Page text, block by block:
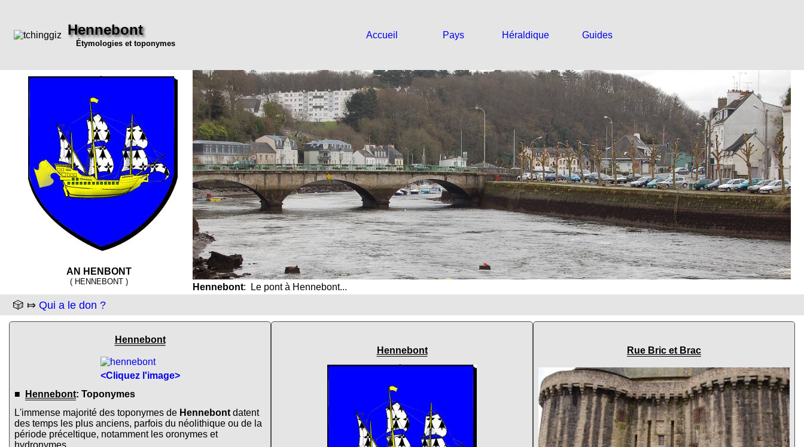
Hennebont
Étymologies et toponymes
Accueil Pays Héraldique Guides
AN HENBONT
( HENNEBONT )
Hennebont: Le pont à Hennebont...
🎲 ⤇ Qui a le don ?
Hennebont
<Cliquez l'image>
■
Hennebont: Toponymes
L'immense majorité des toponymes de Hennebont datent
des temps les plus anciens, parfois du néolithique ou de la
période préceltique, notamment les oronymes et
hydronymes.
Hennebont Rue Bric et Brac